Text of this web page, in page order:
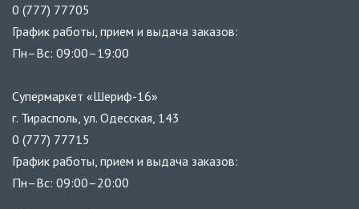
0 (777) 77705
График работы, прием и выдача заказов:
Пн–Вс: 09:00–19:00
Супермаркет «Шериф-16»
г. Тирасполь, ул. Одесская, 143
0 (777) 77715
График работы, прием и выдача заказов:
Пн–Вс: 09:00–20:00